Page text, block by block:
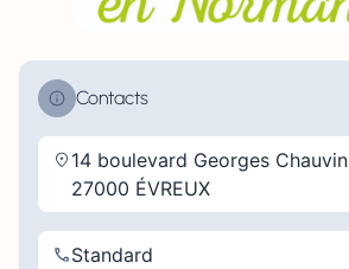
Contacts
14 boulevard Georges Chauvin
27000 ÉVREUX
Standard